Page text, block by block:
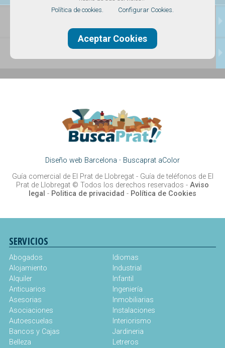
CONTACTAR
Diseño web Barcelona · Buscaprat aColor
Guía comercial de El Prat de Llobregat - Guía de teléfonos de El
Prat de Llobregat © Todos los derechos reservados - Aviso
legal - Politica de privacidad - Política de Cookies
SERVICIOS
Abogados
Alojamiento
Alquiler
Anticuarios
Asesorias
Asociaciones
Autoescuelas
Bancos y Cajas
Belleza
Idiomas
Industrial
Infantil
Ingeniería
Inmobiliarias
Instalaciones
Interiorismo
Jardineria
Letreros
Política de cookies.
Configurar Cookies.
Aceptar Cookies